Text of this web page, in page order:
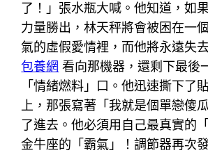
了！」張水瓶大喊。他知道，如
力量勝出，林天秤將會被困在一
氣的虛假愛情裡，而他將永遠失
包養網 看向那機器，還剩下最後
「情緒燃料」口。他迅速撕下了
上，那張寫著「我就是個單戀傻
了進去。他必須用自己最真實的
金牛座的「霸氣」！調節器再次